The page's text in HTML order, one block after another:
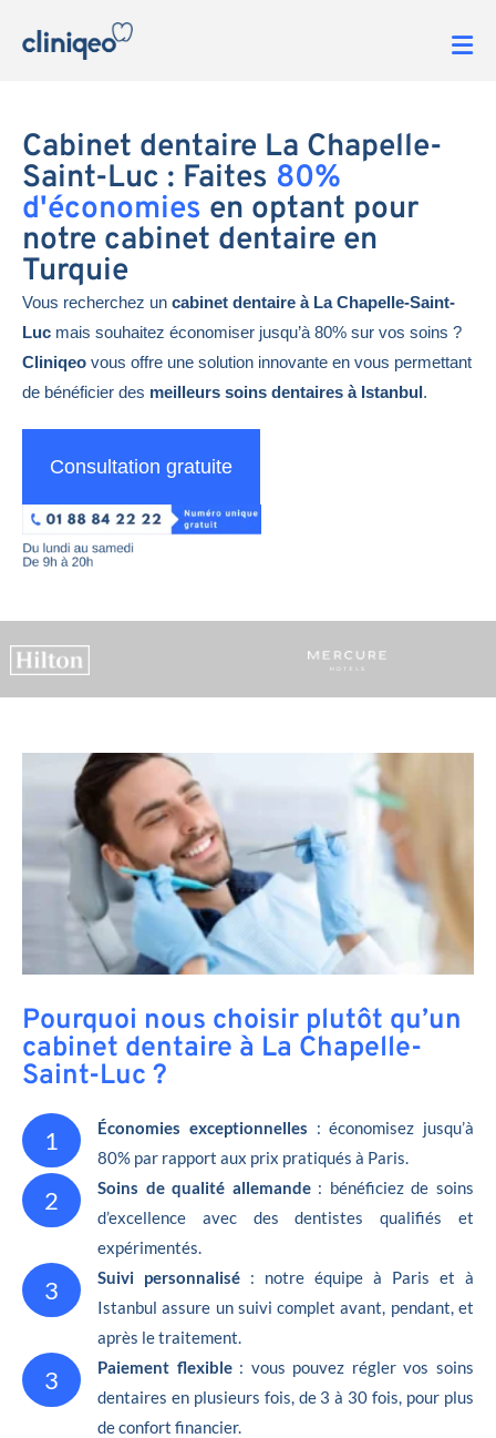
Cabinet dentaire La Chapelle-
Saint-Luc : Faites 80%
d'économies en optant pour
notre cabinet dentaire en
Turquie
Vous recherchez un cabinet dentaire à La Chapelle-Saint-
Luc mais souhaitez économiser jusqu’à 80% sur vos soins ?
Cliniqeo vous offre une solution innovante en vous permettant
de bénéficier des meilleurs soins dentaires à Istanbul.
Consultation gratuite
Pourquoi nous choisir plutôt qu’un
cabinet dentaire à La Chapelle-
Saint-Luc ?
1 Économies exceptionnelles : économisez jusqu’à
80% par rapport aux prix pratiqués à Paris.
2 Soins de qualité allemande: bénéficiez de soins
d’excellence avec des dentistes qualifiés et
expérimentés.
3 Suivi personnalisé : notre équipe à Paris et à
Istanbul assure un suivi complet avant, pendant, et
après le traitement.
3 Paiement flexible: vous pouvez régler vos soins
dentaires en plusieurs fois, de 3 à 30 fois, pour plus
de confort financier.